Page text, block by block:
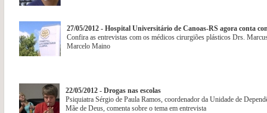
27/05/2012 - Hospital Universitário de Canoas-RS agora conta
Confira as entrevistas com os médicos cirurgiões plásticos Drs.
Marcelo Maino
22/05/2012 - Drogas nas escolas
Psiquiatra Sérgio de Paula Ramos, coordenador da Unidade de
Mãe de Deus, comenta sobre o tema em entrevista